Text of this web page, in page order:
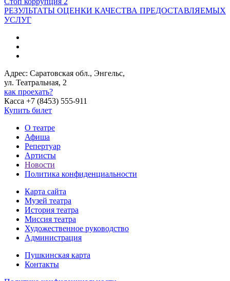
РЕЗУЛЬТАТЫ ОЦЕНКИ КАЧЕСТВА ПРЕДОСТАВЛЯЕМЫХ
УСЛУГ
Адрес: Саратовская обл., Энгельс,
ул. Театральная, 2
как проехать?
Касса +7 (8453) 555-911
Купить билет
О театре
Афиша
Репертуар
Артисты
Новости
Политика конфиденциальности
Карта сайта
Музей театра
История театра
Миссия театра
Художественное руководство
Администрация
Пушкинская карта
Контакты